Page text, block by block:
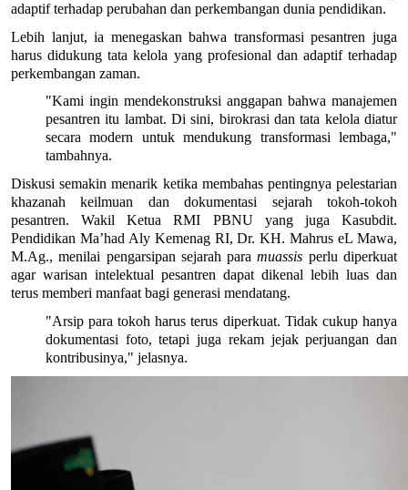
adaptif terhadap perubahan dan perkembangan dunia pendidikan.
Lebih lanjut, ia menegaskan bahwa transformasi pesantren juga
harus didukung tata kelola yang profesional dan adaptif terhadap
perkembangan zaman.
"Kami ingin mendekonstruksi anggapan bahwa manajemen
pesantren itu lambat. Di sini, birokrasi dan tata kelola diatur
secara modern untuk mendukung transformasi lembaga,"
tambahnya.
Diskusi semakin menarik ketika membahas pentingnya pelestarian
khazanah keilmuan dan dokumentasi sejarah tokoh-tokoh
pesantren. Wakil Ketua RMI PBNU yang juga Kasubdit.
Pendidikan Ma’had Aly Kemenag RI, Dr. KH. Mahrus eL Mawa,
M.Ag., menilai pengarsipan sejarah para muassis perlu diperkuat
agar warisan intelektual pesantren dapat dikenal lebih luas dan
terus memberi manfaat bagi generasi mendatang.
"Arsip para tokoh harus terus diperkuat. Tidak cukup hanya
dokumentasi foto, tetapi juga rekam jejak perjuangan dan
kontribusinya," jelasnya.